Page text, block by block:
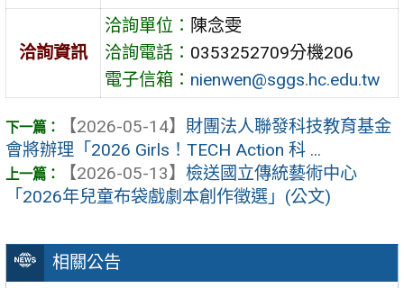
相關公告
洽詢資訊
洽詢單位： 陳念雯
洽詢電話： 0353252709分機206
電子信箱： nienwen@sggs.hc.edu.tw
【2026-05-14】 財團法人聯發科技教育基金
會將辦理「2026 Girls！TECH Action 科 ...
【2026-05-13】 檢送國立傳統藝術中心
「2026年兒童布袋戲劇本創作徵選」(公文)